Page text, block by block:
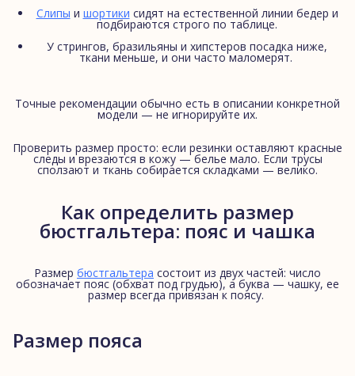
Слипы и шортики сидят на естественной линии бедер и
подбираются строго по таблице.
У стрингов, бразильяны и хипстеров посадка ниже,
ткани меньше, и они часто маломерят.
Точные рекомендации обычно есть в описании конкретной
модели — не игнорируйте их.
Проверить размер просто: если резинки оставляют красные
следы и врезаются в кожу — белье мало. Если трусы
сползают и ткань собирается складками — велико.
Как определить размер
бюстгальтера: пояс и чашка
Размер бюстгальтера состоит из двух частей: число
обозначает пояс (обхват под грудью), а буква — чашку, ее
размер всегда привязан к поясу.
Размер пояса